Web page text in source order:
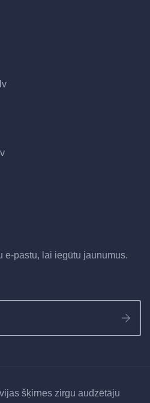
e-pastu, lai iegūtu jaunumus.
šķirnes zirgu audzētāju